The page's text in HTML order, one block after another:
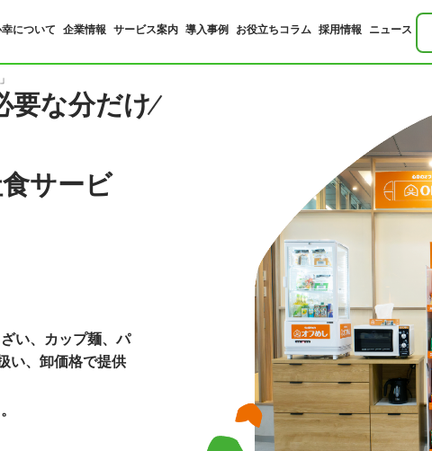
幸について 企業情報 サービス案内 導入事例 お役立ちコラム 採用情報 ニュース
要な分だけ
サービ
い、カップ麺、パ
い、卸価格で提供